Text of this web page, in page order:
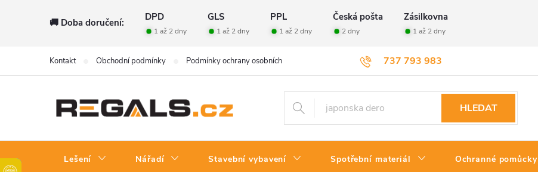
🚚 Doba doručení: DPD GLS PPL Česká pošta Zásilkovna
1 až 2 dny 1 až 2 dny 1 až 2 dny 2 dny 1 až 2 dny
737 793 983
Kontakt Obchodní podmínky Podmínky ochrany osobních údajů Velkoobchod Vrácení zboží
HLEDAT
Lešení Nářadí Stavební vybavení Spotřební materiál Ochranné pomůcky